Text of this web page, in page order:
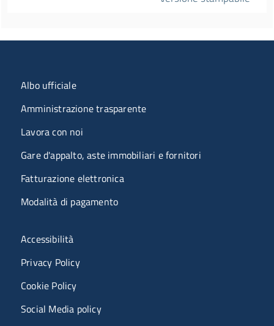
Menu organizzazione
Albo ufficiale
Amministrazione trasparente
Lavora con noi
Gare d'appalto, aste immobiliari e fornitori
Fatturazione elettronica
Modalità di pagamento
Menù riferimenti
Accessibilità
Privacy Policy
Cookie Policy
Social Media policy